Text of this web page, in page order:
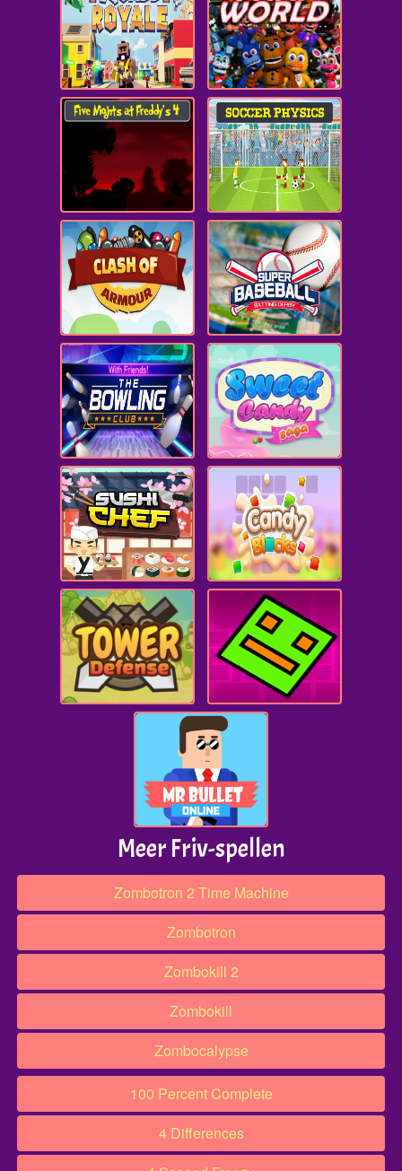
Meer Friv-spellen
Zombotron 2 Time Machine
Zombotron
Zombokill 2
Zombokill
Zombocalypse
100 Percent Complete
4 Differences